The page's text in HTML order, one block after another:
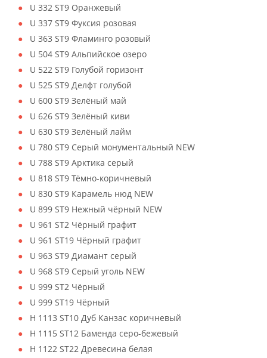
U 332 ST9 Оранжевый
U 337 ST9 Фуксия розовая
U 363 ST9 Фламинго розовый
U 504 ST9 Альпийское озеро
U 522 ST9 Голубой горизонт
U 525 ST9 Делфт голубой
U 600 ST9 Зелёный май
U 626 ST9 Зелёный киви
U 630 ST9 Зелёный лайм
U 780 ST9 Серый монументальный NEW
U 788 ST9 Арктика серый
U 818 ST9 Тёмно-коричневый
U 830 ST9 Карамель нюд NEW
U 899 ST9 Нежный чёрный NEW
U 961 ST2 Чёрный графит
U 961 ST19 Чёрный графит
U 963 ST9 Диамант серый
U 968 ST9 Серый уголь NEW
U 999 ST2 Чёрный
U 999 ST19 Чёрный
H 1113 ST10 Дуб Канзас коричневый
H 1115 ST12 Баменда серо-бежевый
H 1122 ST22 Древесина белая